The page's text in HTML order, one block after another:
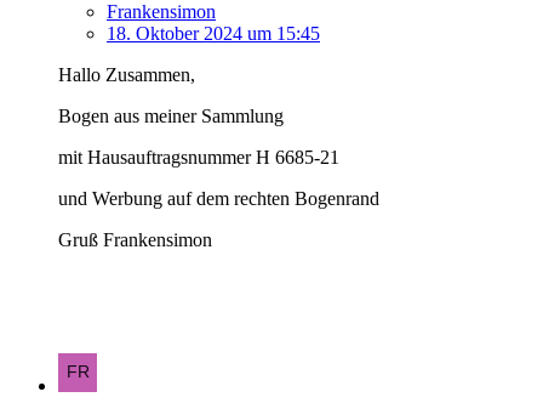
Frankensimon
18. Oktober 2024 um 15:45
Hallo Zusammen,
Bogen aus meiner Sammlung
mit Hausauftragsnummer H 6685-21
und Werbung auf dem rechten Bogenrand
Gruß Frankensimon